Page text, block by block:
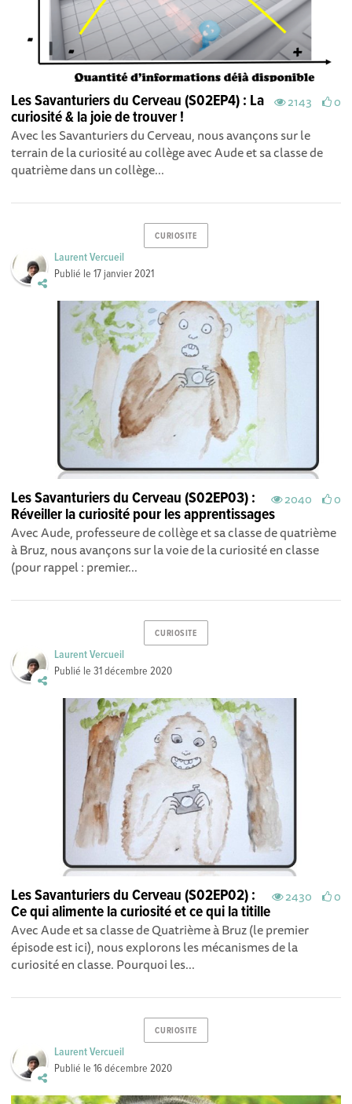
2143 0
Les Savanturiers du Cerveau (S02EP4) : La
curiosité & la joie de trouver !
Avec les Savanturiers du Cerveau, nous avançons sur le
terrain de la curiosité au collège avec Aude et sa classe de
quatrième dans un collège...
CURIOSITE
Laurent Vercueil
Publié le17 janvier 2021
2040 0
Les Savanturiers du Cerveau (S02EP03) :
Réveiller la curiosité pour les apprentissages
Avec Aude, professeure de collège et sa classe de quatrième
à Bruz, nous avançons sur la voie de la curiosité en classe
(pour rappel : premier...
CURIOSITE
Laurent Vercueil
Publié le31 décembre 2020
2430 0
Les Savanturiers du Cerveau (S02EP02) :
Ce qui alimente la curiosité et ce qui la titille
Avec Aude et sa classe de Quatrième à Bruz (le premier
épisode est ici), nous explorons les mécanismes de la
curiosité en classe. Pourquoi les...
CURIOSITE
Laurent Vercueil
Publié le16 décembre 2020